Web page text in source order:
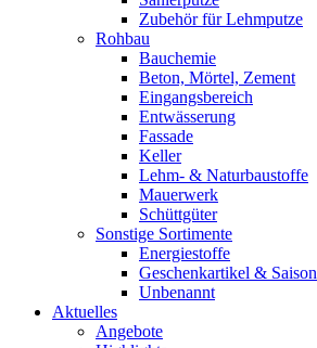
Zubehör für Lehmputze
Rohbau
Bauchemie
Beton, Mörtel, Zement
Eingangsbereich
Entwässerung
Fassade
Keller
Lehm- & Naturbaustoffe
Mauerwerk
Schüttgüter
Sonstige Sortimente
Energiestoffe
Geschenkartikel & Saison
Unbenannt
Aktuelles
Angebote